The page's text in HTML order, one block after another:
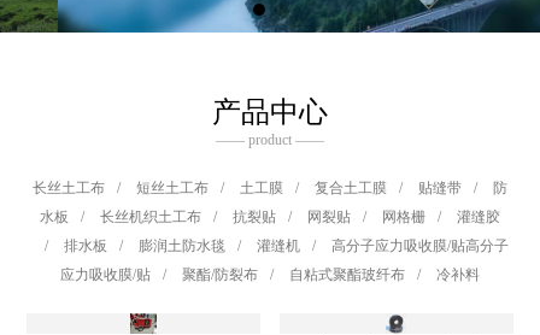
产品中心
—— product ——
长丝土工布 / 短丝土工布 / 土工膜 / 复合土工膜 / 贴缝带 /
防
水板
/ 长丝机织土工布 / 抗裂贴 / 网裂贴 / 网格栅 /
灌缝胶
/
排水板 / 膨润土防水毯 / 灌缝机 /
高分子应力吸收膜/贴高分子
应力吸收膜/贴
/ 聚酯/防裂布 / 自粘式聚酯玻纤布 / 冷补料